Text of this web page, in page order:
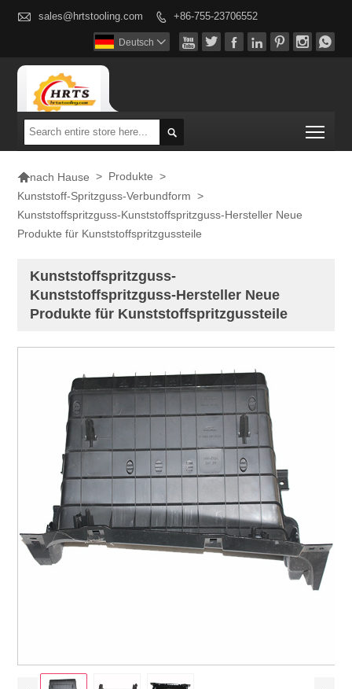
 sales@hrtstooling.com  +86-755-23706552
      
Deutsch 

nach Hause > Produkte >
Kunststoff-Spritzguss-Verbundform >
Kunststoffspritzguss-Kunststoffspritzguss-Hersteller Neue
Produkte für Kunststoffspritzgussteile
Kunststoffspritzguss-
Kunststoffspritzguss-Hersteller Neue
Produkte für Kunststoffspritzgussteile